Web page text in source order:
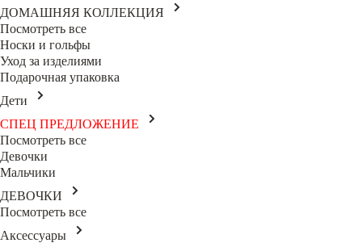
ДОМАШНЯЯ КОЛЛЕКЦИЯ
Посмотреть все
Носки и гольфы
Уход за изделиями
Подарочная упаковка
Дети
СПЕЦ ПРЕДЛОЖЕНИЕ
Посмотреть все
Девочки
Мальчики
ДЕВОЧКИ
Посмотреть все
Аксессуары